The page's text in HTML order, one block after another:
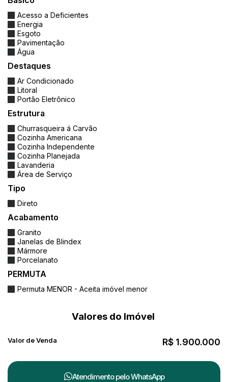
Acesso a Deficientes
Energia
Esgoto
Pavimentação
Água
Destaques
Ar Condicionado
Litoral
Portão Eletrônico
Estrutura
Churrasqueira á Carvão
Cozinha Americana
Cozinha Independente
Cozinha Planejada
Lavanderia
Área de Serviço
Tipo
Direto
Acabamento
Granito
Janelas de Blindex
Mármore
Porcelanato
PERMUTA
Permuta MENOR - Aceita imóvel menor
Valores do Imóvel
R$ 1.900.000
Valor de Venda
Atendimento peloWhatsApp